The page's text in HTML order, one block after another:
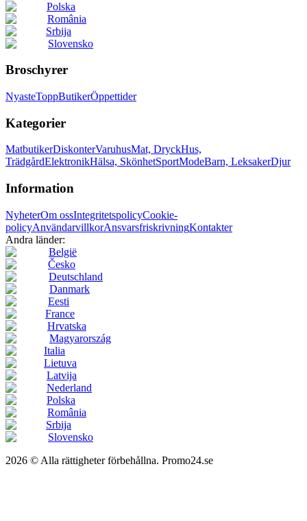
Polska
România
Srbija
Slovensko
Broschyrer
NyasteToppButikerÖppettider
Kategorier
MatbutikerDiskonterVaruhusMat, DryckHus,
TrädgårdElektronikHälsa, SkönhetSportModeBarn, LeksakerDjur
Information
NyheterOm ossIntegritetspolicyCookie-
policyAnvändarvillkorAnsvarsfriskrivningKontakter
Andra länder:
België
Česko
Deutschland
Danmark
Eesti
France
Hrvatska
Magyarország
Italia
Lietuva
Latvija
Nederland
Polska
România
Srbija
Slovensko
2026 © Alla rättigheter förbehållna. Promo24.se